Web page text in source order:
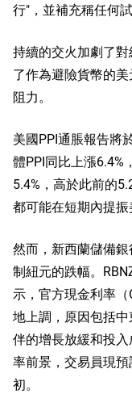
行"，並補充稱任何
持續的交火加劇了
了作為避險貨幣的
阻力。
美國PPI通脹報告將
體PPI同比上漲6.4%
5.4%，高於此前的
都可能在短期內提振
然而，新西蘭儲備
制紐元的跌幅。
示，官方現金利率
地上調，原因包括
伴的增長放緩和投
率前景，交易員現
初。